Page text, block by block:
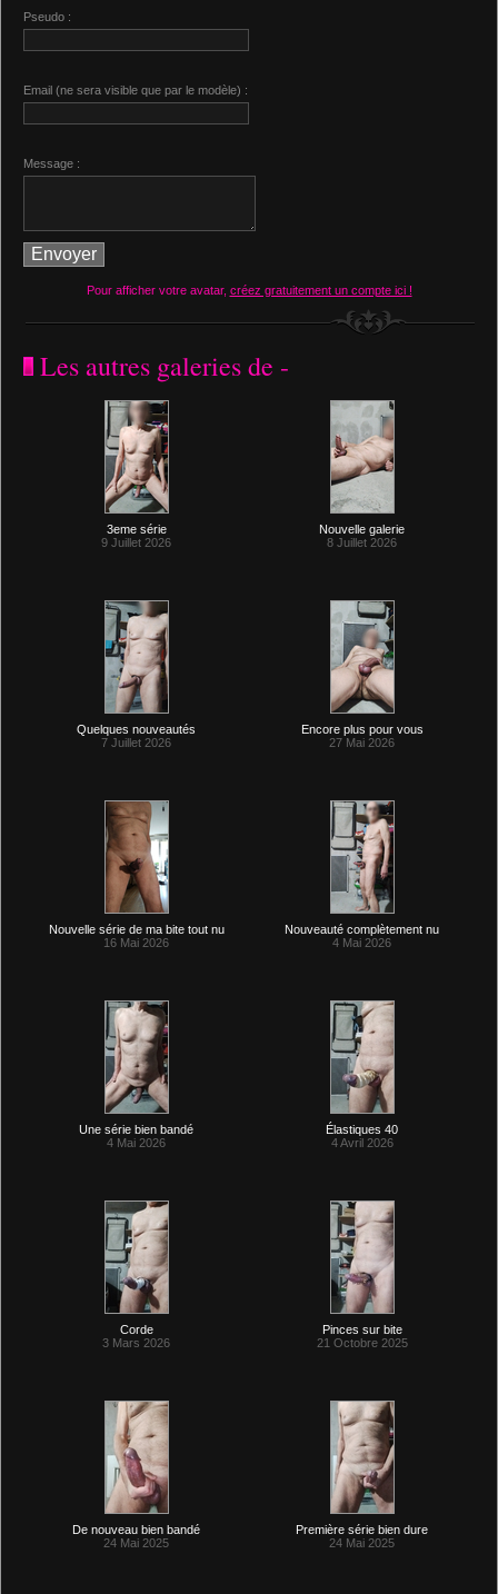
Pseudo :
Email (ne sera visible que par le modèle) :
Message :
Pour afficher votre avatar, créez gratuitement un compte ici !
Les autres galeries de -
3eme série
9 Juillet 2026
Nouvelle galerie
8 Juillet 2026
Quelques nouveautés
7 Juillet 2026
Encore plus pour vous
27 Mai 2026
Nouvelle série de ma bite tout nu
16 Mai 2026
Nouveauté complètement nu
4 Mai 2026
Une série bien bandé
4 Mai 2026
Élastiques 40
4 Avril 2026
Corde
3 Mars 2026
Pinces sur bite
21 Octobre 2025
De nouveau bien bandé
24 Mai 2025
Première série bien dure
24 Mai 2025